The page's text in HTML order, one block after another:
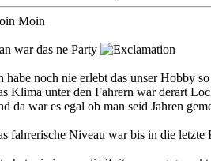
Moin
war das ne Party
habe noch nie erlebt das unser Hobby
Klima unter den Fahrern war derart
da war es egal ob man seid Jahren
fahrerische Niveau war bis in die letzte